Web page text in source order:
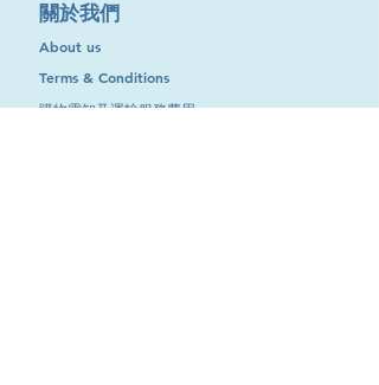
​關於我們
About us
Terms & Conditions
購物需知及運輸服務費用